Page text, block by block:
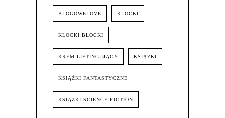
BLOGOWELOVE KLOCKI
KLOCKI BLOCKI
KREM LIFTINGUJĄCY KSIĄŻKI
KSIĄŻKI FANTASTYCZNE
KSIĄŻKI SCIENCE FICTION